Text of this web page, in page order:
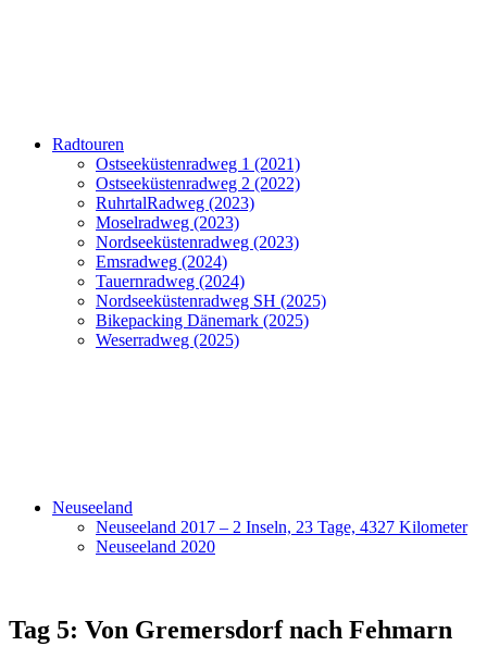
Radtouren
Ostseeküstenradweg 1 (2021)
Ostseeküstenradweg 2 (2022)
RuhrtalRadweg (2023)
Moselradweg (2023)
Nordseeküstenradweg (2023)
Emsradweg (2024)
Tauernradweg (2024)
Nordseeküstenradweg SH (2025)
Bikepacking Dänemark (2025)
Weserradweg (2025)
Neuseeland
Neuseeland 2017 – 2 Inseln, 23 Tage, 4327 Kilometer
Neuseeland 2020
Tag 5: Von Gremersdorf nach Fehmarn